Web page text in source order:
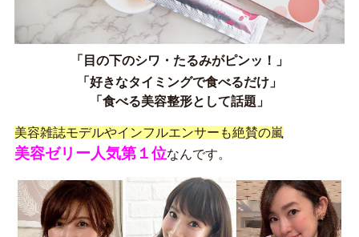
「目の下のシワ・たるみがピンッ！」
「好きなタイミングで食べるだけ」
「食べる美容整形として話題」
美容雑誌モデルやインフルエンサーも絶賛の嵐
美容ゼリー人気第１位なんです。